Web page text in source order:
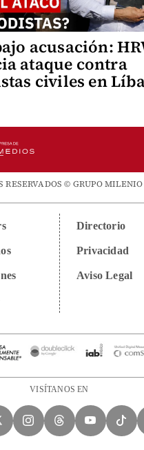
acusación:
ataque contra
civiles en
RESERVADOS © GRUPO MILENIO
Directorio
Privacidad
Aviso Legal
VISÍTANOS EN